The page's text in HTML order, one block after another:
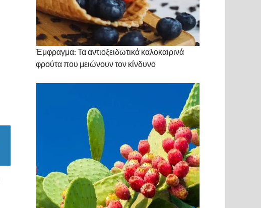
Έμφραγμα: Τα αντιοξειδωτικά καλοκαιρινά
φρούτα που μειώνουν τον κίνδυνο